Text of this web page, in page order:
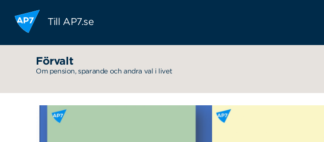
Hoppa till innehållet
Till AP7.se
Förvalt
Om pension, sparande och andra val i livet